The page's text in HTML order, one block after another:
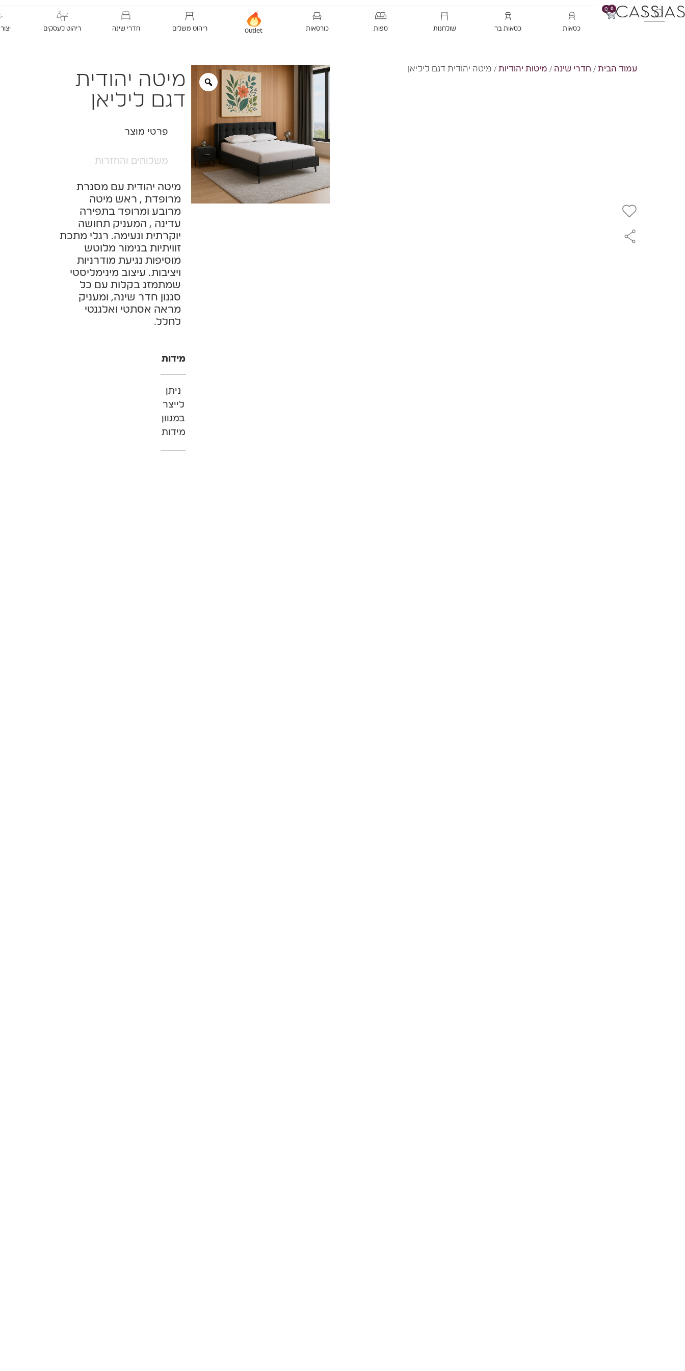
0 0
כסאות כסאות בר שולחנות ספות כורסאות Outlet ריהוט משלים חדרי שינה ריהוט לעסקים
עמוד הבית / חדרי שינה / מיטות יהודיות / מיטה יהודית דגם ליליאן
מיטה יהודית
דגם ליליאן
פרטי מוצר
משלוחים והחזרות
מיטה יהודית עם מסגרת
מרופדת , ראש מיטה
מרובע ומרופד בתפירה
עדינה , המעניק תחושה
יוקרתית ונעימה. רגלי מתכת
זוויתיות בגימור מלוטש
מוסיפות נגיעת מודרניות
ויציבות. עיצוב מינימליסטי
שמתמזג בקלות עם כל
סגנון חדר שינה, ומעניק
מראה אסתטי ואלגנטי
לחלל.
מידות
ניתן
לייצר
במגוון
מידות